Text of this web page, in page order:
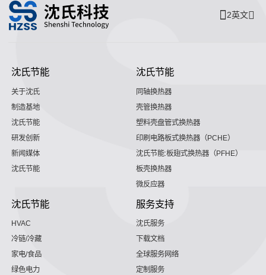
2英文
沈氏节能
关于沈氏
制造基地
沈氏节能
研发创新
新闻媒体
沈氏节能
沈氏节能
同轴换热器
壳管换热器
塑料壳盘管式换热器
印刷电路板式换热器（PCHE）
沈氏节能:板翅式换热器（PFHE）
板壳换热器
微反应器
沈氏节能
HVAC
冷链/冷藏
家电/食品
绿色电力
服务支持
沈氏服务
下载文档
全球服务网络
定制服务